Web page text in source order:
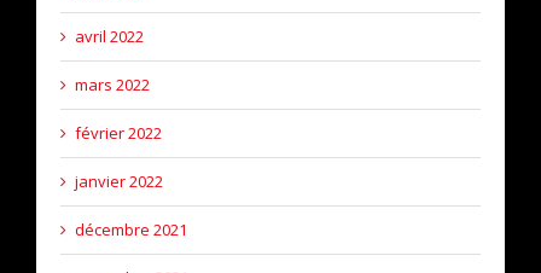
avril 2022
mars 2022
février 2022
janvier 2022
décembre 2021